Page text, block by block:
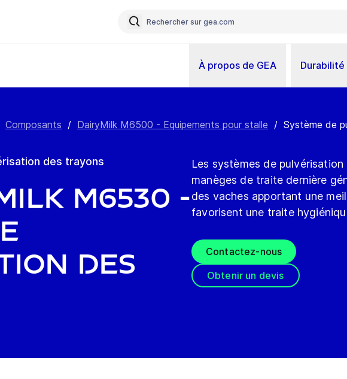
À propos de GEA Durabilité
Composants / DairyMilk M6500 - Equipements pour stalle / Système de
des trayons
M6530 -
des
Les systèmes de
manèges de traite dernière
des vaches apportant une
favorisent une traite
Contactez-nous
Obtenir un devis